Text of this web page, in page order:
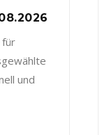
und